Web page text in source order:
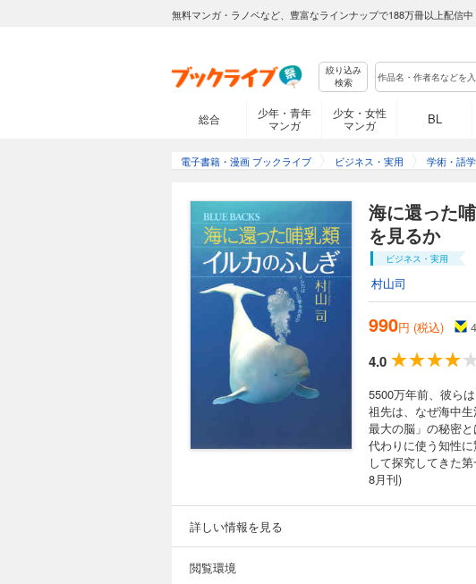
無料マンガ・ラノベなど、豊富なラインナップで188万冊以上配信中
絞り込み
検索
総合
少年・青年
マンガ
少女・女性
マンガ
BL
電子書籍・漫画 ブックライブ ビジネス・実用 学術・語学
海に還った
を見るか
ビジネス・実用
村山司
990円 (税込) 4
4.0
5500万年前、彼ら
祖先は、なぜ海中
最大の脳」の秘密
代わりに使う知性
して探究してきた
8月刊)
詳しい情報を見る
閲覧環境